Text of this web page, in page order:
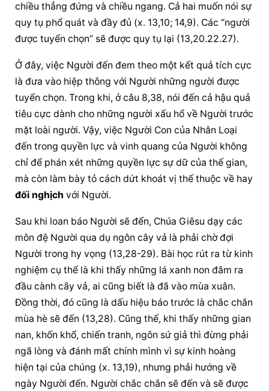
chiều thẳng đứng và chiều ngang. Cả hai muốn nói sự
quy tụ phổ quát và đầy đủ (x. 13,10; 14,9). Các “người
được tuyển chọn” sẽ được quy tụ lại (13,20.22.27).
Ở đây, việc Người đến đem theo một kết quả tích cực
là đưa vào hiệp thông với Người những người được
tuyển chọn. Trong khi, ở câu 8,38, nói đến cả hậu quả
tiêu cực dành cho những người xấu hổ về Người trước
mặt loài người. Vậy, việc Người Con của Nhân Loại
đến trong quyền lực và vinh quang của Người không
chỉ để phán xét những quyền lực sự dữ của thế gian,
đối nghịch với Người.
Sau khi loan báo Người sẽ đến, Chúa Giêsu dạy các
môn đệ Người qua dụ ngôn cây vả là phải chờ đợi
Người trong hy vọng (13,28-29). Bài học rút ra từ kinh
nghiệm cụ thể là khi thấy những lá xanh non đâm ra
đầu cành cây vả, ai cũng biết là đã vào mùa xuân.
Đồng thời, đó cũng là dấu hiệu báo trước là chắc chắn
mùa hè sẽ đến (13,28). Cũng thế, khi thấy những gian
nan, khốn khổ, chiến tranh, ngôn sứ giả thì đừng phải
ngã lòng và đánh mất chính mình vì sự kinh hoàng
hiện tại của chúng (x. 13,19), nhưng phải hướng về
ngày Người đến. Người chắc chắn sẽ đến và sẽ được